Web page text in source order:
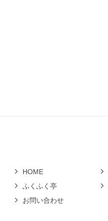
HOME
ふくふく亭
お問い合わせ